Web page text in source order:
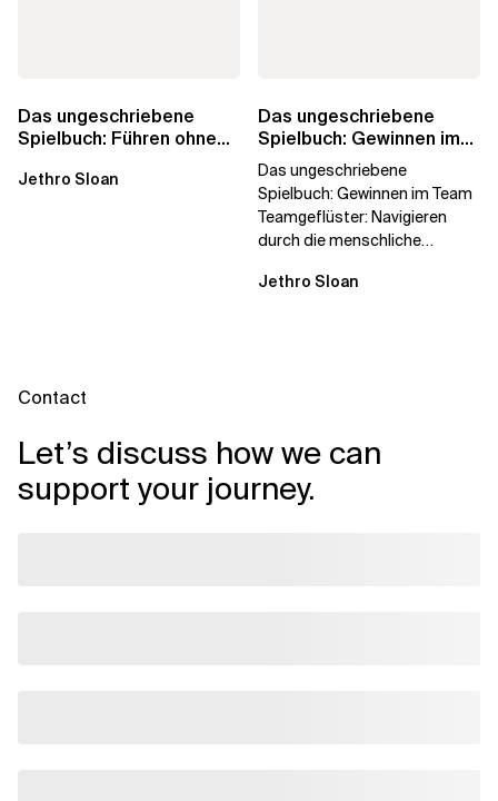
Das ungeschriebene
Spielbuch: Führen ohne
Jethro Sloan
Das ungeschriebene
Spielbuch: Gewinnen im
Team
Das ungeschriebene
Spielbuch: Gewinnen im Team
Teamgeflüster: Navigieren
durch die menschliche
vorbereitet hat „Wir...
Jethro Sloan
Contact
Let’s discuss how we can
support your journey.